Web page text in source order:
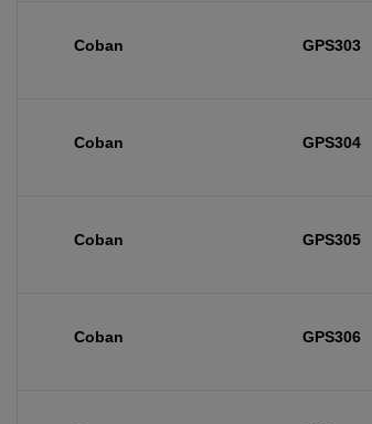
Coban GPS303
Coban GPS304
Coban GPS305
Coban GPS306